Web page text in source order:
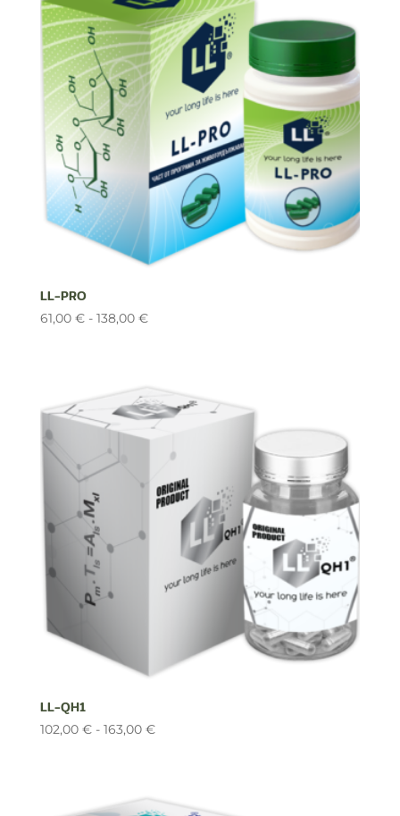
hasta
179,00 €
LL-PRO
61,00 € - 138,00 €Rango
61,00 €
hasta
138,00 €
LL-QH1
102,00 € - 163,00 €Rango
102,00 €